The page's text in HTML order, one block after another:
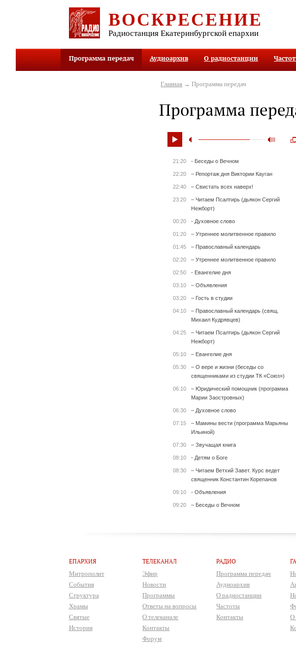
ВОСКРЕСЕНИЕ
Радиостанция Екатеринбургской епархии
Программа передач Аудиоархив О радиостанции
Главная → Программа передач
Программа
21:20 - Беседы о Вечном
22:20 – Репортаж дня Виктории Кауган
22:40 – Свистать всех наверх!
23:20
– Читаем Псалтирь (дьякон Сергий
Нежборт)
00:20 - Духовное слово
01:20 – Утреннее молитвенное правило
01:45 – Православный календарь
02:20 – Утреннее молитвенное правило
02:50 - Евангелие дня
03:10 – Объявления
03:20 – Гость в студии
04:10
– Православный календарь (свящ.
Михаил Кудрявцев)
04:25
– Читаем Псалтирь (дьякон Сергий
Нежборт)
05:10 – Евангелие дня
05:30
– О вере и жизни (беседы со
священниками из студии ТК «Союз»)
06:10
– Юридический помощник (программа
Марии Заостровных)
06:30 – Духовное слово
07:15
– Мамины вести (программа Марьяны
Ильиной)
07:30 – Звучащая книга
08:10 - Детям о Боге
08:30
– Читаем Ветхий Завет. Курс ведет
священник Константин Корепанов
09:10 - Объявления
09:20 – Беседы о Вечном
ЕПАРХИЯ
Митрополит
События
Структура
Храмы
Святые
История
ТЕЛЕКАНАЛ
Эфир
Новости
Программы
Ответы на вопросы
О телеканале
Контакты
Форум
РАДИО
Программа передач
Аудиоархив
О радиостанции
Частоты
Контакты
О